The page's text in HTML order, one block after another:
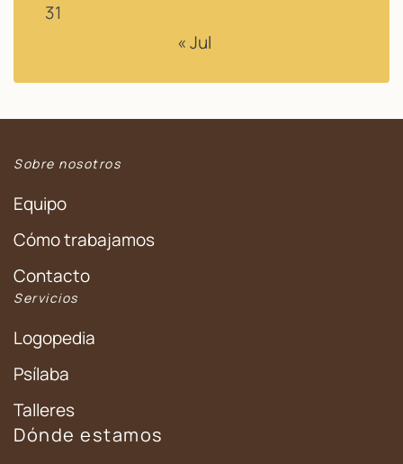
31
« Jul
Sobre nosotros
Equipo
Cómo trabajamos
Contacto
Servicios
Logopedia
Psílaba
Talleres
Dónde estamos